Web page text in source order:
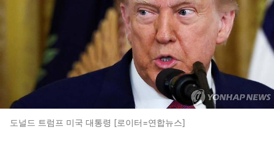
도널드 트럼프 미국 대통령 [로이터=연합뉴스]